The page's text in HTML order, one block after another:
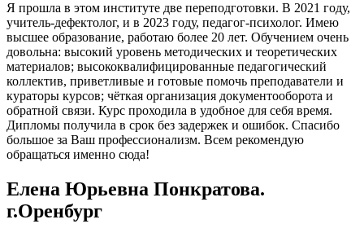
Я прошла в этом институте две переподготовки. В 2021 году,
учитель-дефектолог, и в 2023 году, педагог-психолог. Имею
высшее образование, работаю более 20 лет. Обучением очень
довольна: высокий уровень методических и теоретических
материалов; высококвалифицированные педагогический
коллектив, приветливые и готовые помочь преподаватели и
кураторы курсов; чёткая организация документооборота и
обратной связи. Курс проходила в удобное для себя время.
Дипломы получила в срок без задержек и ошибок. Спасибо
большое за Ваш профессионализм. Всем рекомендую
обращаться именно сюда!
Елена Юрьевна Понкратова.
г.Оренбург